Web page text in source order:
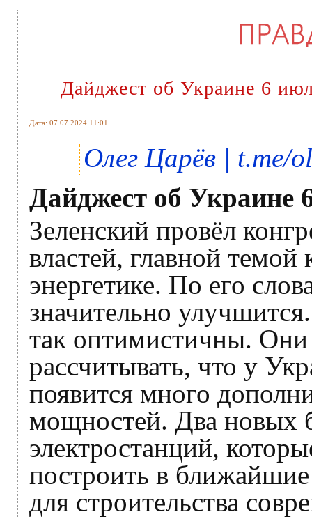
Дайджест об Украине 6
Дата: 07.07.2024 11:01
Олег Царёв | t.me/
Дайджест об Украине
Зеленский провёл
властей, главной темой
энергетике. По его
значительно
так оптимистичны. Они
рассчитывать, что у
появится много
мощностей. Два новых
электростанций,
построить в
для строительства